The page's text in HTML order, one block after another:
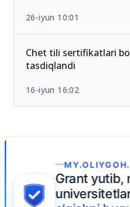
26-iyun 10:01
Chet tili sertifikatlari
tasdiqlandi
16-iyun 16:02